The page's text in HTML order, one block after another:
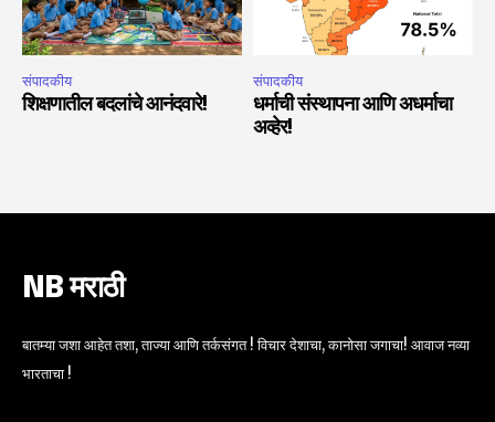
संपादकीय
शिक्षणातील बदलांचे आनंदवारे!
संपादकीय
धर्माची संस्थापना आणि अधर्माचा
अव्हेर!
NB मराठी
बातम्या जशा आहेत तशा, ताज्या आणि तर्कसंगत ! विचार देशाचा, कानोसा जगाचा! आवाज नव्या
भारताचा !